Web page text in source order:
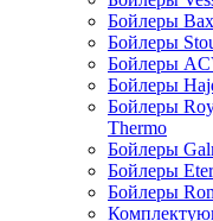
Бойлеры
Бойлеры
Бойлеры
Бойлеры
Бойлеры
Thermo
Бойлеры
Бойлеры
Бойлеры